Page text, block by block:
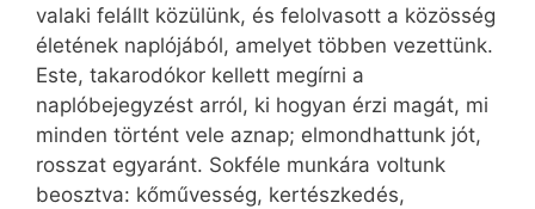
valaki felállt közülünk, és felolvasott a közösség
életének naplójából, amelyet többen vezettünk.
Este, takarodókor kellett megírni a
naplóbejegyzést arról, ki hogyan érzi magát, mi
minden történt vele aznap; elmondhattunk jót,
rosszat egyaránt. Sokféle munkára voltunk
beosztva: kőművesség, kertészkedés,